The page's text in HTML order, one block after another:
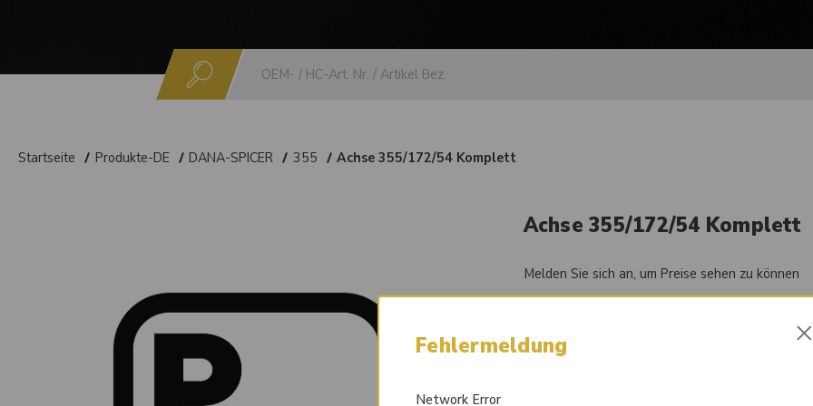
Startseite Produkte-DE DANA-SPICER 355 Achse 355/172/54 Komplett
Achse 355/172/54 Komplett
Melden Sie sich an, um Preise sehen zu können
84055140
Fehlermeldung
Network Error